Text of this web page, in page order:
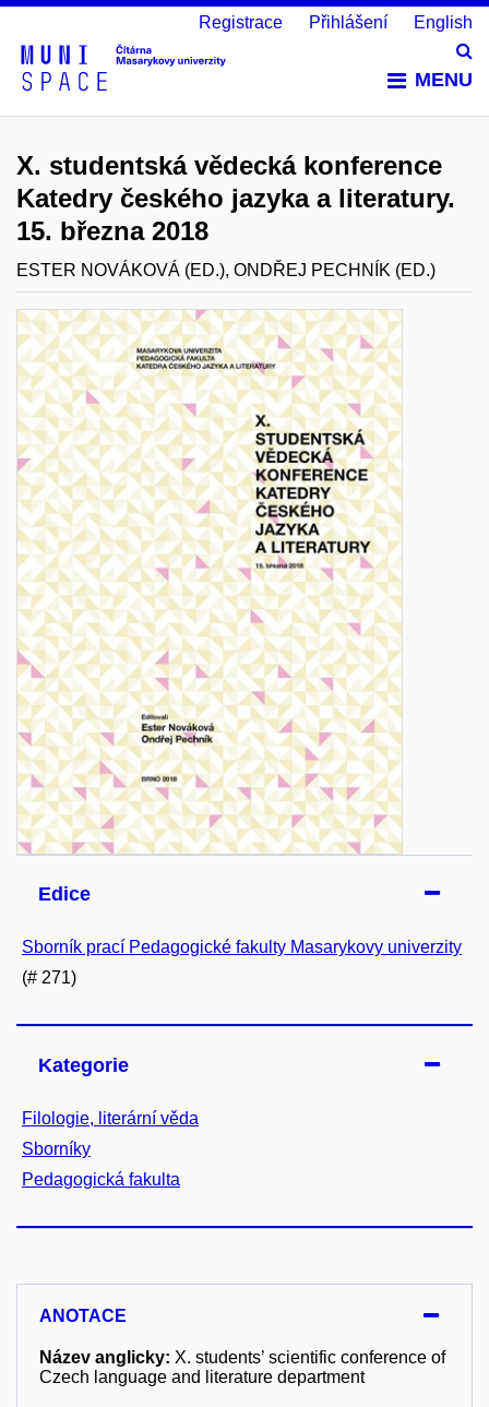
MENU
Registrace Přihlášení English
X. studentská vědecká konference
Katedry českého jazyka a literatury.
15. března 2018
ESTER NOVÁKOVÁ (ED.), ONDŘEJ PECHNÍK (ED.)
Edice
Sborník prací Pedagogické fakulty Masarykovy univerzity
(# 271)
Kategorie
Filologie, literární věda
Sborníky
Pedagogická fakulta
ANOTACE
Název anglicky: X. students’ scientific conference of
Czech language and literature department